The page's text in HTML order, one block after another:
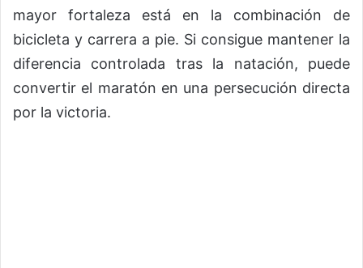
mayor fortaleza está en la combinación de
bicicleta y carrera a pie. Si consigue mantener la
diferencia controlada tras la natación, puede
convertir el maratón en una persecución directa
por la victoria.